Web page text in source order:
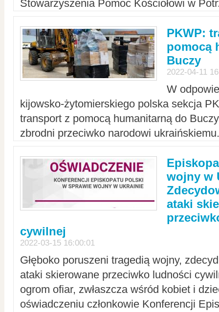
Stowarzyszenia Pomoc Kościołowi w
PKWP:
pomocą
Buczy
2022-04-11
W
kijowsko-żytomierskiego polska sekcja
transport z pomocą humanitarną do
zbrodni przeciwko narodowi
wojny w
ataki
cywilnej
2022-03-15 16:00:01
Głęboko poruszeni tragedią wojny,
ataki skierowane przeciwko ludności
ogrom ofiar, zwłaszcza wśród kobiet i
oświadczeniu członkowie Konferencji